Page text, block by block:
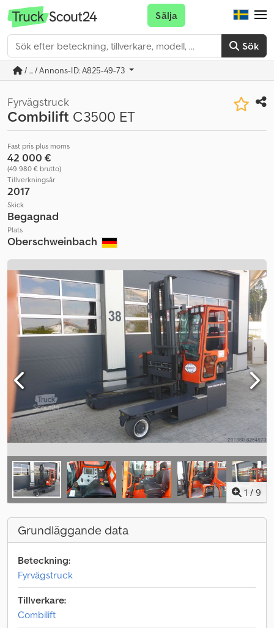
Sök
Sälja
/ ... / Annons-ID: A825-49-73
Fyrvägstruck
Combilift C3500 ET
Fast pris plus moms
42 000 €
(49 980 € brutto)
Tillverkningsår
2017
Skick
Begagnad
Plats
Oberschweinbach
1 / 9
Grundläggande data
Beteckning:
Fyrvägstruck
Tillverkare:
Combilift